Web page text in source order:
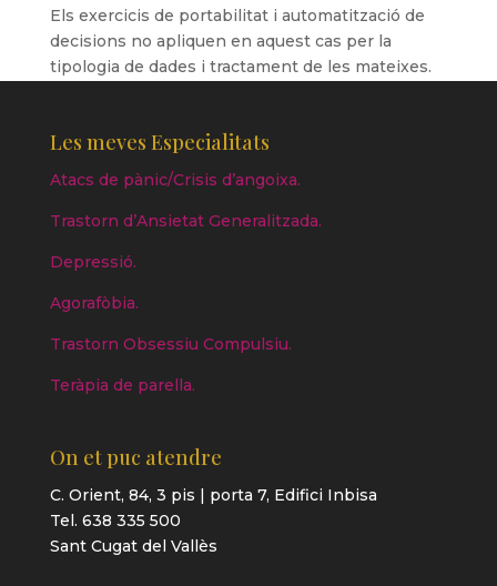
Els exercicis de portabilitat i automatització de
decisions no apliquen en aquest cas per la
tipologia de dades i tractament de les mateixes.
Les meves Especialitats
Atacs de pànic/Crisis d’angoixa.
Trastorn d’Ansietat Generalitzada.
Depressió.
Agorafòbia.
Trastorn Obsessiu Compulsiu.
Teràpia de parella.
On et puc atendre
C. Orient, 84, 3 pis | porta 7, Edifici Inbisa
Tel. 638 335 500
Sant Cugat del Vallès